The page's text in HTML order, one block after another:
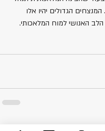
הגדולים יהיו אלו
הלב האנושי למוח המלאכותי.
הצג הכול